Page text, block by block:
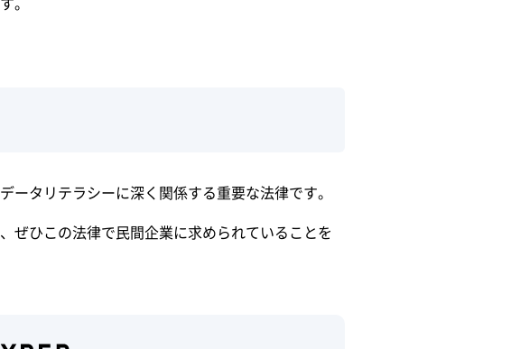
タリテラシーに深く関係する重要な法律です。
ぜひこの法律で民間企業に求められていることを